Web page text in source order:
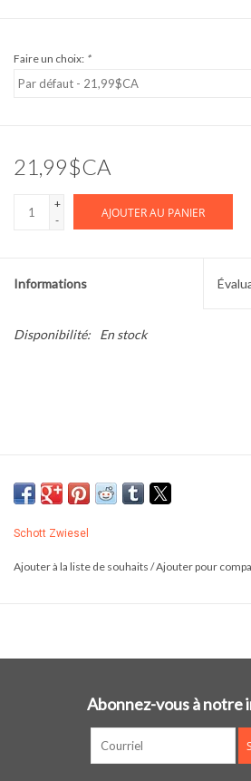
Faire un choix: *
21,99$CA
+
-
AJOUTER AU PANIER
Informations
Disponibilité: En stock
Schott Zwiesel
Ajouter à la liste de souhaits /Ajouter pour
Abonnez-vous à